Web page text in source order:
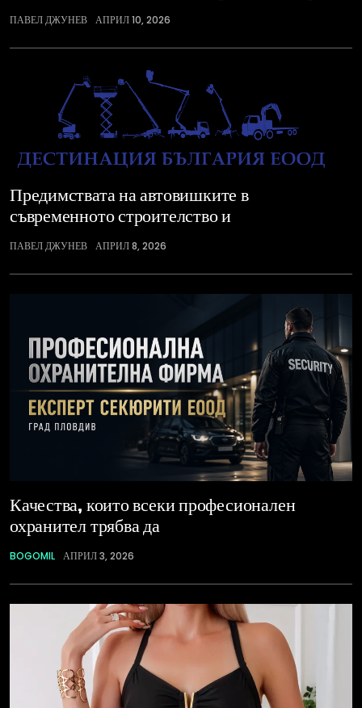
ПАВЕЛ ДЖУНЕВ АПРИЛ 10, 2026
Предимствата на автовишките в
съвременното строителство и
ПАВЕЛ ДЖУНЕВ АПРИЛ 8, 2026
Качества, които всеки професионален
охранител трябва да
BOGOMIL АПРИЛ 3, 2026